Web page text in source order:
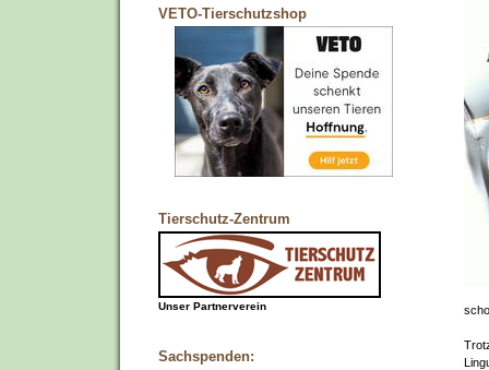
VETO-Tierschutzshop
Tierschutz-Zentrum
Unser Partnerverein
Sachspenden: